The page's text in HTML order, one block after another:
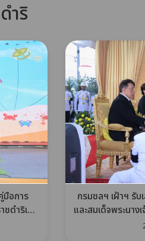
ำริ
มือการ
ดำริเชิง
การดำ
กรมชลฯ เฝ้าฯ รับ
และสมเด็จพระนาง
มูลนิธิพระดาบส